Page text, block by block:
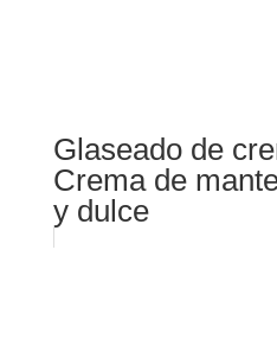
Glaseado de
Crema de
y dulce